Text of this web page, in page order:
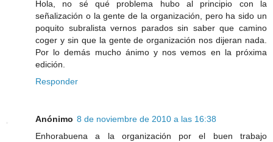
Hola, no sé qué problema hubo al principio con la
señalización o la gente de la organización, pero ha sido un
poquito subralista vernos parados sin saber que camino
coger y sin que la gente de organización nos dijeran nada.
Por lo demás mucho ánimo y nos vemos en la próxima
edición.
Responder
Anónimo 8 de noviembre de 2010 a las 16:38
Enhorabuena a la organización por el buen trabajo